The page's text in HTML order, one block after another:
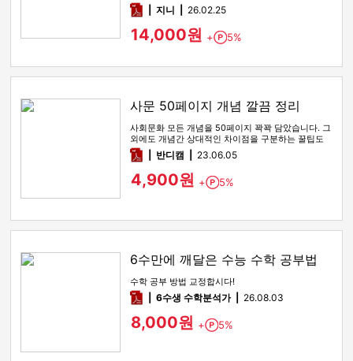
pdf지니 26.02.25
14,000원 + Point
5%
사문 50페이지 개념 깔끔 정리
사회문화 모든 개념을 50페이지 꽉꽉 담았습니다. 그
외에도 개념간 상대적인 차이점을 구분하는 꿀팁도
함께 있습니다
pdf반디캠 23.06.05
4,900원 + Point
5%
6수만에 깨달은 수능 수학 공부법
수학 공부 방법 교정합시다!
pdf6수생 수학분석가 26.08.03
8,000원 + Point
5%